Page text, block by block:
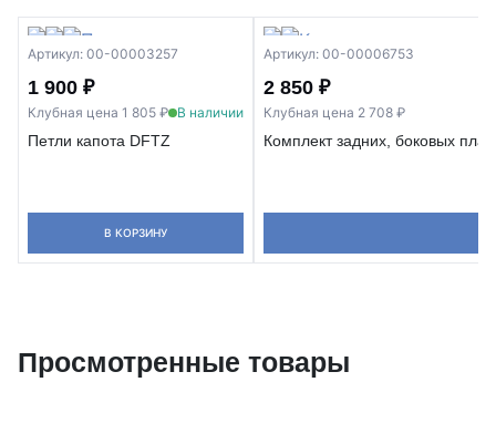
Артикул: 00-00003257
1 900 ₽
Клубная цена 1 805 ₽ В наличии
Петли капота DFTZ
В КОРЗИНУ
Артикул: 00-00006753
2 850 ₽
Клубная цена 2 708 ₽
Комплект задних, боковых
Просмотренные товары